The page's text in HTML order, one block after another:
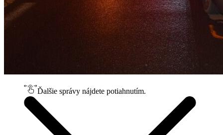
Ďalšie správy nájdete potiahnutím.